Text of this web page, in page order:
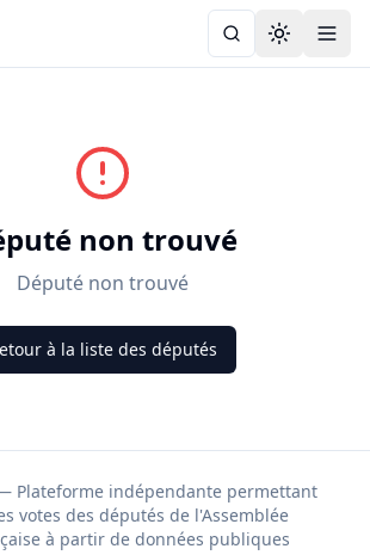
Toggle
non trouvé
Député non trouvé
à la liste des députés
Plateforme indépendante permettant
votes des députés de l'Assemblée
à partir de données publiques